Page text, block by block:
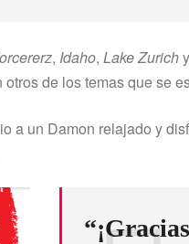
, Idaho, Lake Zurichy
de los temas que se
a un Damon relajado y